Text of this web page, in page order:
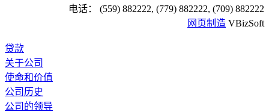
电话： (559) 882222, (779) 882222, (709) 882222
网页制造 VBizSoft
贷款
关于公司
使命和价值
公司历史
公司的领导